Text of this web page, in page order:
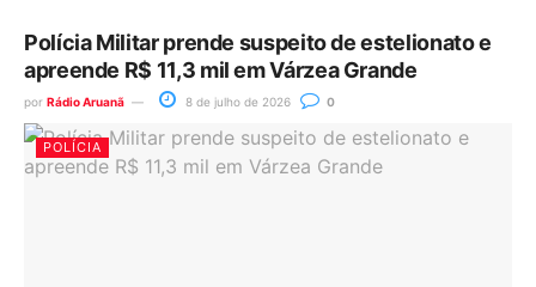
Polícia Militar prende suspeito de estelionato e
apreende R$ 11,3 mil em Várzea Grande
por Rádio Aruanã 8 de julho de 2026 0
POLÍCIA